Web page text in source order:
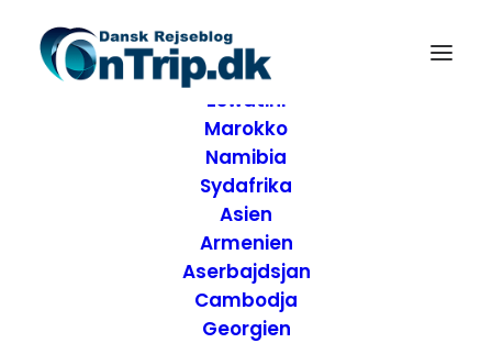
Destinationer
Afrika
Eswatini
Marokko
Namibia
Sydafrika
Asien
Armenien
Aserbajdsjan
Cambodja
Georgien